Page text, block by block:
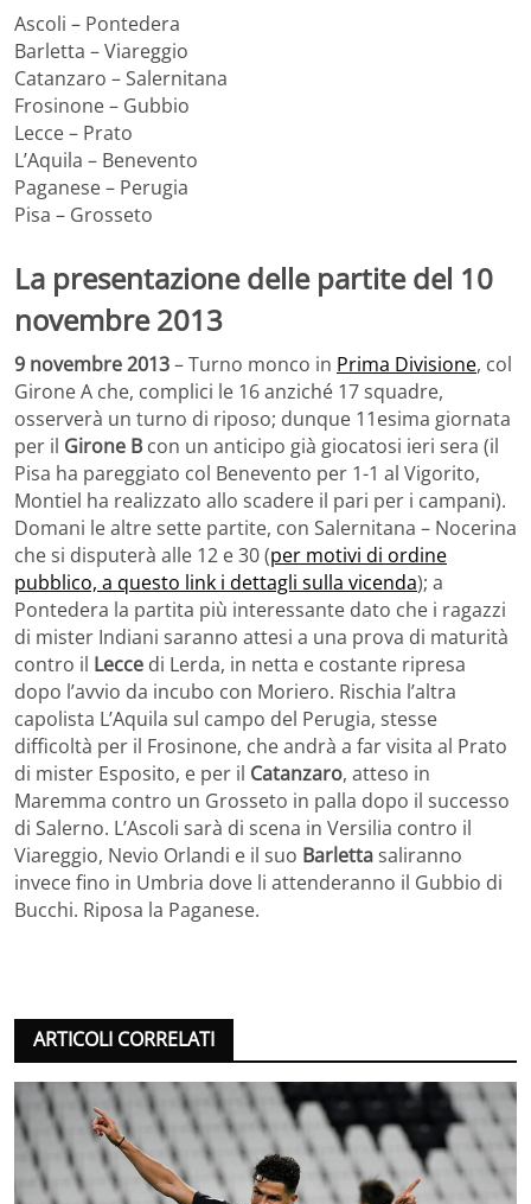
Ascoli – Pontedera
Barletta – Viareggio
Catanzaro – Salernitana
Frosinone – Gubbio
Lecce – Prato
L’Aquila – Benevento
Paganese – Perugia
Pisa – Grosseto
La presentazione delle partite del 10
novembre 2013
9 novembre 2013– Turno monco in Prima Divisione, col
Girone A che, complici le 16 anziché 17 squadre,
osserverà un turno di riposo; dunque 11esima giornata
per il Girone B con un anticipo già giocatosi ieri sera (il
Pisa ha pareggiato col Benevento per 1-1 al Vigorito,
Montiel ha realizzato allo scadere il pari per i campani).
Domani le altre sette partite, con Salernitana – Nocerina
che si disputerà alle 12 e 30 (per motivi di ordine
pubblico, a questo link i dettagli sulla vicenda); a
Pontedera la partita più interessante dato che i ragazzi
di mister Indiani saranno attesi a una prova di maturità
contro il Lecce di Lerda, in netta e costante ripresa
dopo l’avvio da incubo con Moriero. Rischia l’altra
capolista L’Aquila sul campo del Perugia, stesse
difficoltà per il Frosinone, che andrà a far visita al Prato
di mister Esposito, e per il Catanzaro, atteso in
Maremma contro un Grosseto in palla dopo il successo
di Salerno. L’Ascoli sarà di scena in Versilia contro il
Viareggio, Nevio Orlandi e il suo Barlettasaliranno
invece fino in Umbria dove li attenderanno il Gubbio di
Bucchi. Riposa la Paganese.
ARTICOLI CORRELATI